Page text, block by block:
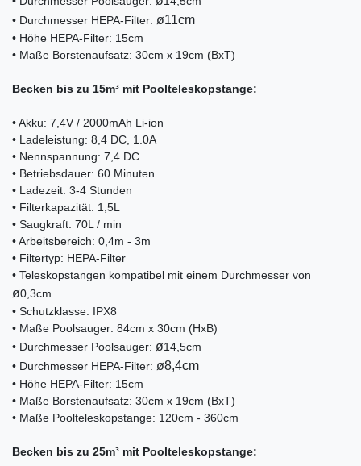
• Durchmesser HEPA-Filter: ø11cm
• Höhe HEPA-Filter: 15cm
• Maße Borstenaufsatz: 30cm x 19cm (BxT)
Becken bis zu 15m³ mit Poolteleskopstange:
• Akku: 7,4V / 2000mAh Li-ion
• Ladeleistung: 8,4 DC, 1.0A
• Nennspannung: 7,4 DC
• Betriebsdauer: 60 Minuten
• Ladezeit: 3-4 Stunden
• Filterkapazität: 1,5L
• Saugkraft: 70L / min
• Arbeitsbereich: 0,4m - 3m
• Filtertyp: HEPA-Filter
• Teleskopstangen kompatibel mit einem Durchmesser von
ø0,3cm
• Schutzklasse: IPX8
• Maße Poolsauger: 84cm x 30cm (HxB)
• Durchmesser Poolsauger: ø14,5cm
• Durchmesser HEPA-Filter: ø8,4cm
• Höhe HEPA-Filter: 15cm
• Maße Borstenaufsatz: 30cm x 19cm (BxT)
• Maße Poolteleskopstange: 120cm - 360cm
Becken bis zu 25m³ mit Poolteleskopstange: